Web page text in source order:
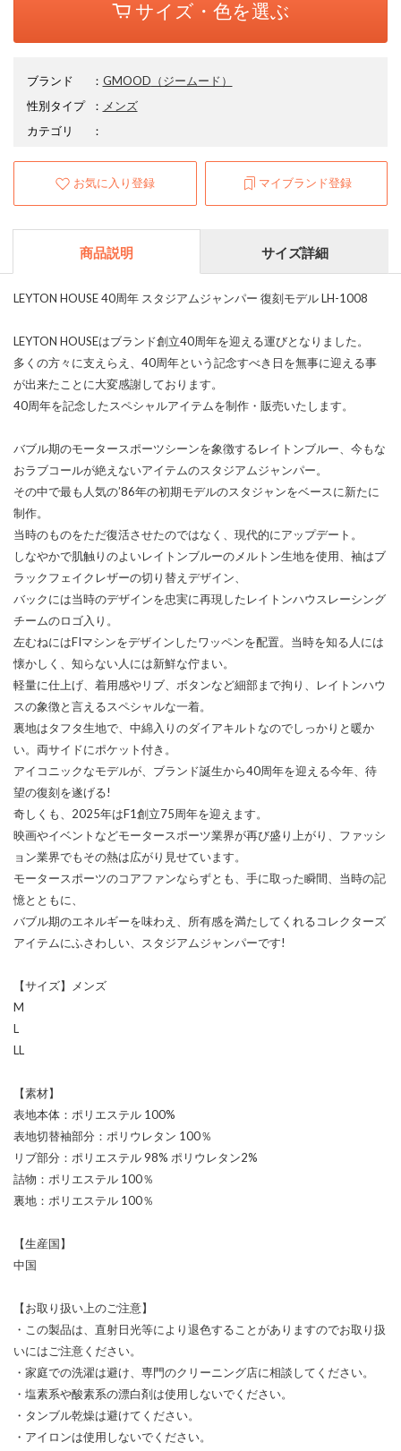
サイズ・色を選ぶ
ブランド ： GMOOD （ジームード）
性別タイプ
： メンズ
カテゴリ
：
お気に入り登録 マイブランド登録
商品説明 サイズ詳細
LEYTON HOUSE 40周年 スタジアムジャンパー 復刻モデル LH-1008
LEYTON HOUSEはブランド創立40周年を迎える運びとなりました。
多くの方々に支えらえ、40周年という記念すべき日を無事に迎える事
が出来たことに大変感謝しております。
40周年を記念したスペシャルアイテムを制作・販売いたします。
バブル期のモータースポーツシーンを象徴するレイトンブルー、今もな
おラブコールが絶えないアイテムのスタジアムジャンパー。
その中で最も人気の’86年の初期モデルのスタジャンをベースに新たに
制作。
当時のものをただ復活させたのではなく、現代的にアップデート。
しなやかで肌触りのよいレイトンブルーのメルトン生地を使用、袖はブ
ラックフェイクレザーの切り替えデザイン、
バックには当時のデザインを忠実に再現したレイトンハウスレーシング
チームのロゴ入り。
左むねにはFIマシンをデザインしたワッペンを配置。当時を知る人には
懐かしく、知らない人には新鮮な佇まい。
軽量に仕上げ、着用感やリブ、ボタンなど細部まで拘り、レイトンハウ
スの象徴と言えるスペシャルな一着。
裏地はタフタ生地で、中綿入りのダイアキルトなのでしっかりと暖か
い。両サイドにポケット付き。
アイコニックなモデルが、ブランド誕生から40周年を迎える今年、待
望の復刻を遂げる!
奇しくも、2025年はF1創立75周年を迎えます。
映画やイベントなどモータースポーツ業界が再び盛り上がり、ファッシ
ョン業界でもその熱は広がり見せています。
モータースポーツのコアファンならずとも、手に取った瞬間、当時の記
憶とともに、
バブル期のエネルギーを味わえ、所有感を満たしてくれるコレクターズ
アイテムにふさわしい、スタジアムジャンパーです!
【サイズ】メンズ
M
L
LL
【素材】
表地本体：ポリエステル 100%
表地切替袖部分：ポリウレタン 100％
リブ部分：ポリエステル 98% ポリウレタン2%
詰物：ポリエステル 100％
裏地：ポリエステル 100％
【生産国】
中国
【お取り扱い上のご注意】
・この製品は、直射日光等により退色することがありますのでお取り扱
いにはご注意ください。
・家庭での洗濯は避け、専門のクリーニング店に相談してください。
・塩素系や酸素系の漂白剤は使用しないでください。
・タンブル乾燥は避けてください。
・アイロンは使用しないでください。